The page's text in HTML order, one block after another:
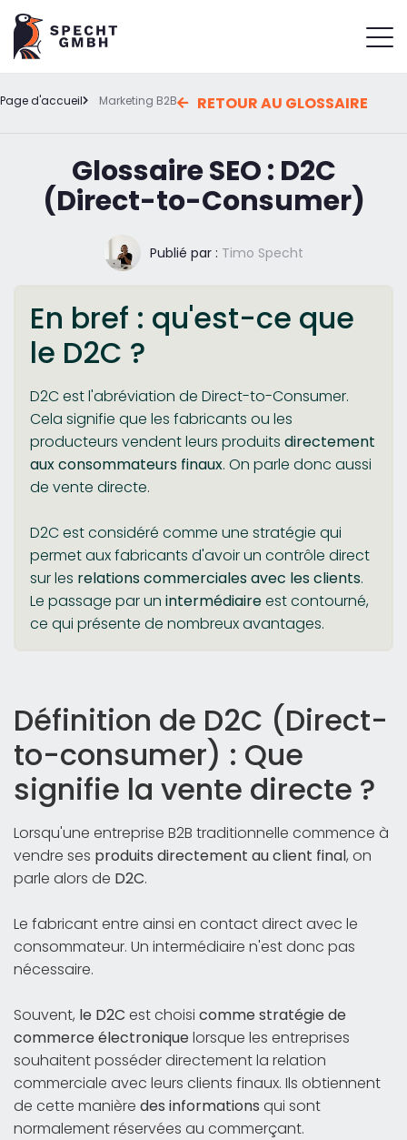
Page d'accueil Marketing B2B RETOUR AU GLOSSAIRE
Glossaire SEO : D2C
(Direct-to-Consumer)
Publié par : Timo Specht
En bref : qu'est-ce que
le D2C ?
D2C est l'abréviation de Direct-to-Consumer.
Cela signifie que les fabricants ou les
producteurs vendent leurs produits directement
aux consommateurs finaux. On parle donc aussi
de vente directe.
D2C est considéré comme une stratégie qui
permet aux fabricants d'avoir un contrôle direct
sur les relations commerciales avec les clients.
Le passage par un intermédiaireest contourné,
ce qui présente de nombreux avantages.
Définition de D2C (Direct-
to-consumer) : Que
signifie la vente directe ?
Lorsqu'une entreprise B2B traditionnelle commence à
vendre ses produits directement au client final, on
parle alors de D2C.
Le fabricant entre ainsi en contact direct avec le
consommateur. Un intermédiaire n'est donc pas
nécessaire.
Souvent, le D2C est choisi comme stratégie de
commerce électroniquelorsque les entreprises
souhaitent posséder directement la relation
commerciale avec leurs clients finaux. Ils obtiennent
de cette manière des informations qui sont
normalement réservées au commerçant.